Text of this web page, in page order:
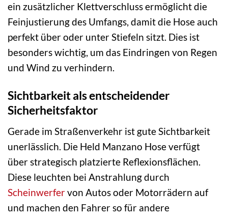
ein zusätzlicher Klettverschluss ermöglicht die
Feinjustierung des Umfangs, damit die Hose auch
perfekt über oder unter Stiefeln sitzt. Dies ist
besonders wichtig, um das Eindringen von Regen
und Wind zu verhindern.
Sichtbarkeit als entscheidender
Sicherheitsfaktor
Gerade im Straßenverkehr ist gute Sichtbarkeit
unerlässlich. Die Held Manzano Hose verfügt
über strategisch platzierte Reflexionsflächen.
Diese leuchten bei Anstrahlung durch
Scheinwerfervon Autos oder Motorrädern auf
und machen den Fahrer so für andere